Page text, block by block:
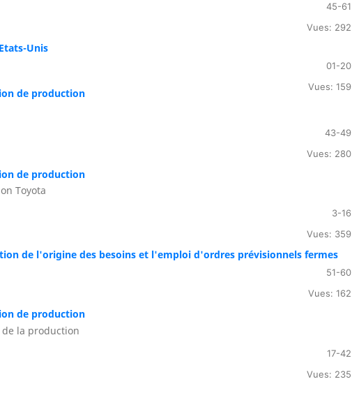
45-61
Vues: 292
Unis
01-20
Vues: 159
de production
43-49
Vues: 280
de production
Toyota
3-16
Vues: 359
de l'origine des besoins et l'emploi d'ordres prévisionnels fermes
51-60
Vues: 162
de production
de la production
17-42
Vues: 235